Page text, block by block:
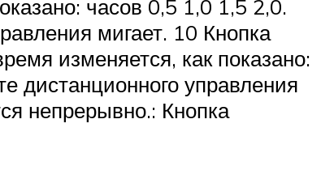
часов 0,5 1,0 1,5 2,0.
мигает. 10 Кнопка
изменяется, как показано:
дистанционного управления
непрерывно.: Кнопка